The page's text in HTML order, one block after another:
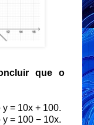
que o
= 10x + 100.
= 100 − 10x.